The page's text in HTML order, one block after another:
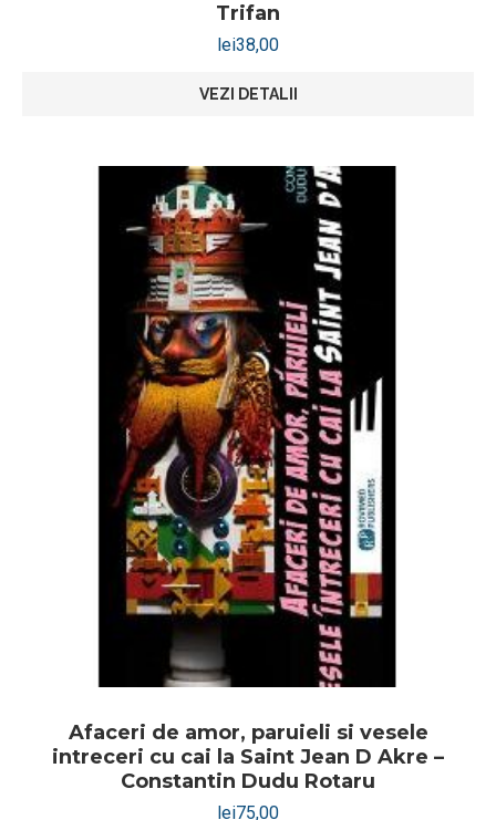
Trifan
lei38,00
VEZI DETALII
Afaceri de amor, paruieli si vesele
intreceri cu cai la Saint Jean D Akre –
Constantin Dudu Rotaru
lei75,00